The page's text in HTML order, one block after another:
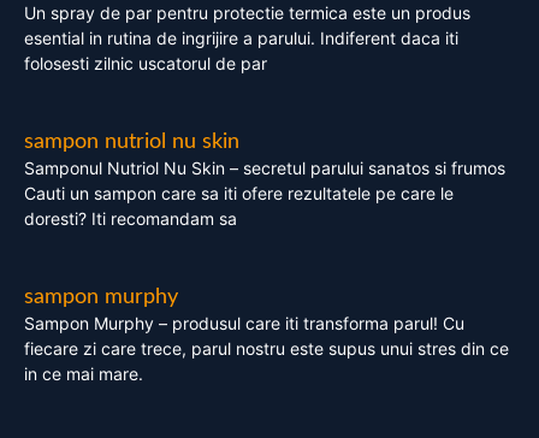
Un spray de par pentru protectie termica este un produs
esential in rutina de ingrijire a parului. Indiferent daca iti
folosesti zilnic uscatorul de par
sampon nutriol nu skin
Samponul Nutriol Nu Skin – secretul parului sanatos si frumos
Cauti un sampon care sa iti ofere rezultatele pe care le
doresti? Iti recomandam sa
sampon murphy
Sampon Murphy – produsul care iti transforma parul! Cu
fiecare zi care trece, parul nostru este supus unui stres din ce
in ce mai mare.